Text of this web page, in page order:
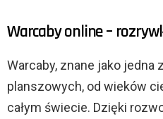
Warcaby online –
Warcaby, znane jako jedna
planszowych, od wieków
całym świecie. Dzięki